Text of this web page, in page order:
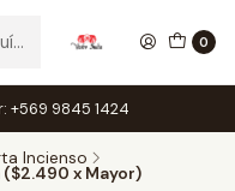
0
+569 9845 1424
Incienso
x Mayor)